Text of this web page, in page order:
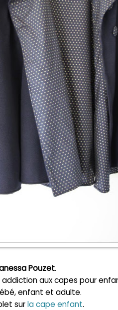
Pouzet.
aux capes pour
enfant et adulte.
surla cape enfant.